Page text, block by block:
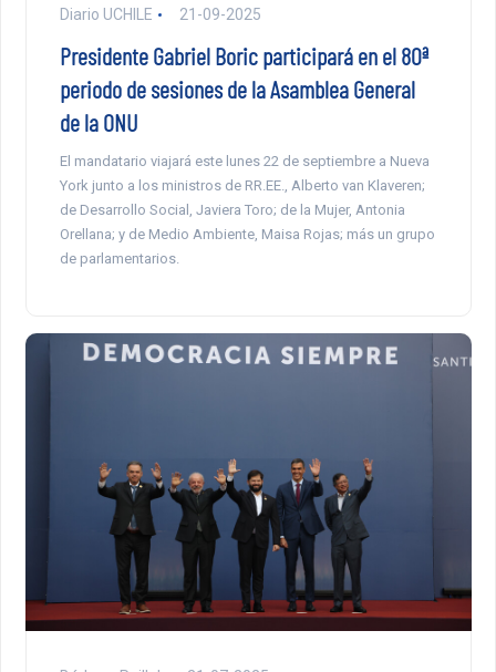
Diario UCHILE 21-09-2025
Presidente Gabriel Boric participará en el 80ª
periodo de sesiones de la Asamblea General
de la ONU
El mandatario viajará este lunes 22 de septiembre a Nueva
York junto a los ministros de RR.EE., Alberto van Klaveren;
de Desarrollo Social, Javiera Toro; de la Mujer, Antonia
Orellana; y de Medio Ambiente, Maisa Rojas; más un grupo
de parlamentarios.